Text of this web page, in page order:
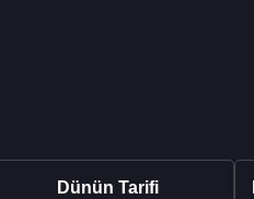
Dünün Tarifi